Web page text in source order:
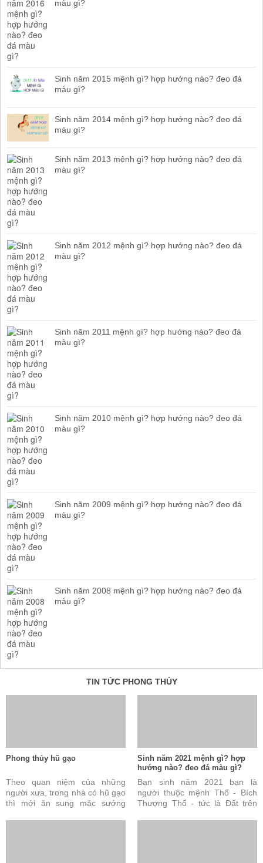
màu gì?
Sinh năm 2015 mệnh gì? hợp hướng nào? đeo đá
màu gì?
Sinh năm 2014 mệnh gì? hợp hướng nào? đeo đá
màu gì?
Sinh năm 2013 mệnh gì? hợp hướng nào? đeo đá
màu gì?
Sinh năm 2012 mệnh gì? hợp hướng nào? đeo đá
màu gì?
Sinh năm 2011 mệnh gì? hợp hướng nào? đeo đá
màu gì?
Sinh năm 2010 mệnh gì? hợp hướng nào? đeo đá
màu gì?
Sinh năm 2009 mệnh gì? hợp hướng nào? đeo đá
màu gì?
Sinh năm 2008 mệnh gì? hợp hướng nào? đeo đá
màu gì?
TIN TỨC PHONG THỦY
Phong thủy hũ gạo
Theo quan niệm của những
người xưa, trong nhà có hũ gạo
thì mới ăn sung mặc sướng
Sinh năm 2021 mệnh gì? hợp
hướng nào? đeo đá màu gì?
Bạn sinh năm 2021 bạn là
người thuộc mệnh Thổ - Bích
Thượng Thổ - tức là Đất trên